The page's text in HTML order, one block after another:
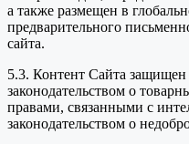
а также размещен в
предварительного
сайта.
5.3. Контент Сайта
законодательством о
правами, связанными с
законодательством о